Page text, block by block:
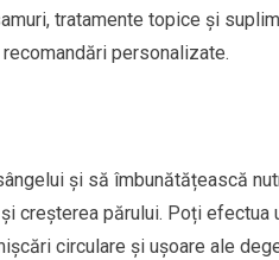
tratamente topice și
personalizate.
și să îmbunătățească
creșterea părului. Poți efectua
circulare și ușoare ale